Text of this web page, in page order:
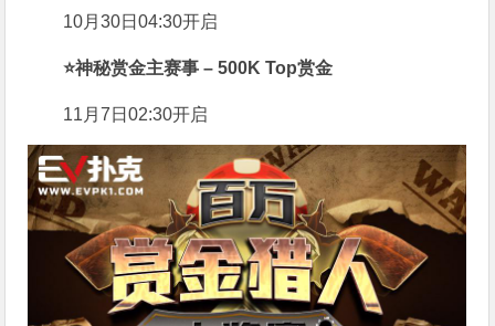
10月30日04:30开启
⭐神秘赏金主赛事 – 500K Top赏金
11月7日02:30开启